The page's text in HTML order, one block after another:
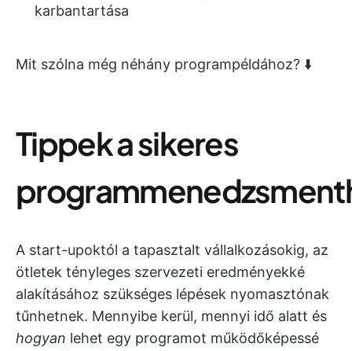
karbantartása
Mit szólna még néhány programpéldához? ⬇️
Tippek a sikeres
A start-upoktól a tapasztalt vállalkozásokig, az
ötletek tényleges szervezeti eredményekké
alakításához szükséges lépések nyomasztónak
tűnhetnek. Mennyibe kerül, mennyi idő alatt és
hogyan lehet egy programot működőképessé